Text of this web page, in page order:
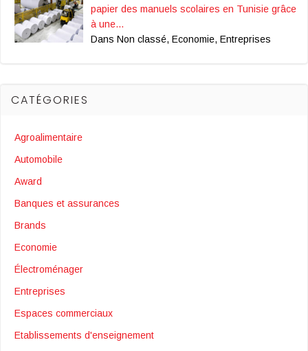
papier des manuels scolaires en Tunisie grâce
à une…
Dans Non classé, Economie, Entreprises
CATÉGORIES
Agroalimentaire
Automobile
Award
Banques et assurances
Brands
Economie
Électroménager
Entreprises
Espaces commerciaux
Etablissements d'enseignement